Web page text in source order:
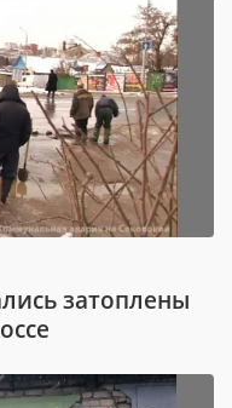
затоплены